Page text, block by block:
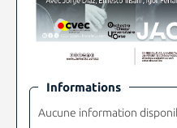
Informations
Aucune information